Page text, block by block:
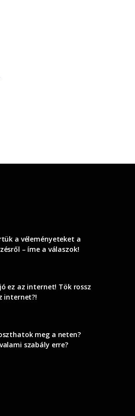
a véleményeteket a
– íme a válaszok!
ez az internet! Tök rossz
internet?!
meg a neten?
szabály erre?